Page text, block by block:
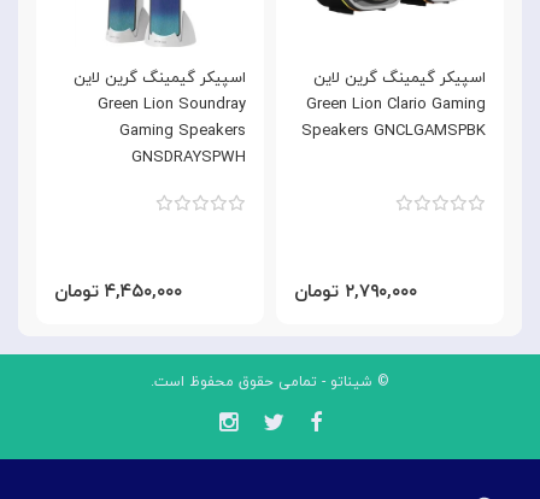
اسپیکر گیمینگ گرین لاین
Green Lion Soundray
Gaming Speakers
GNSDRAYSPWH
۴,۴۵۰,۰۰۰ تومان
اسپیکر گیمینگ گرین لاین
Green Lion Clario Gaming
Speakers GNCLGAMSPBK
۲,۷۹۰,۰۰۰ تومان
© شیناتو - تمامی حقوق محفوظ است.